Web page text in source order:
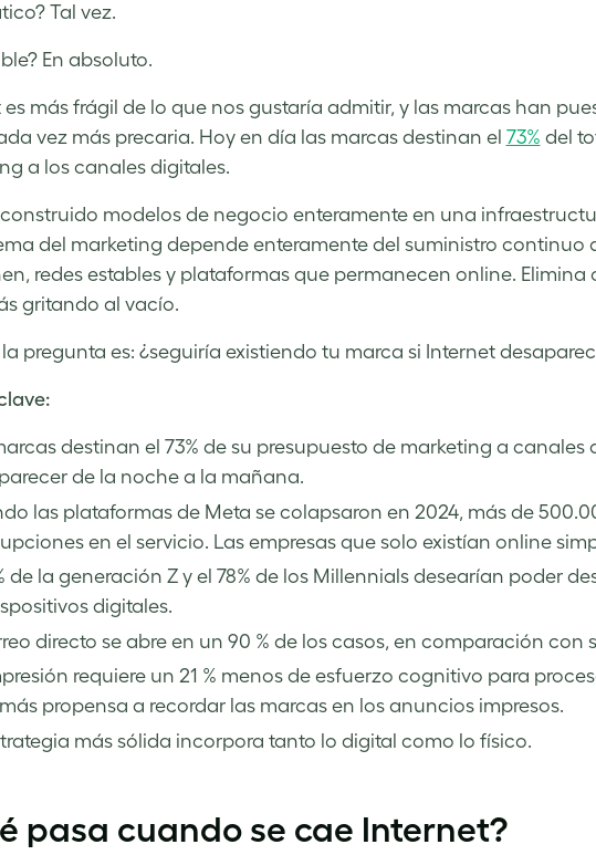
Tal vez.
En absoluto.
es más frágil de lo que nos gustaría admitir, y las marcas han
vez más precaria. Hoy en día las marcas destinan el 73% del
a los canales digitales.
modelos de negocio enteramente en una
del marketing depende enteramente del suministro continuo
redes estables y plataformas que permanecen online. Elimina
gritando al vacío.
pregunta es: ¿seguiría existiendo tu marca si Internet
destinan el 73% de su presupuesto de marketing a
de la noche a la mañana.
las plataformas de Meta se colapsaron en 2024, más de
en el servicio. Las empresas que solo existían online
de la generación Z y el 78% de los Millennials desearían poder
digitales.
directo se abre en un 90 % de los casos, en comparación con
requiere un 21 % menos de esfuerzo cognitivo para
propensa a recordar las marcas en los anuncios impresos.
más sólida incorpora tanto lo digital como lo físico.
pasa cuando se cae Internet?